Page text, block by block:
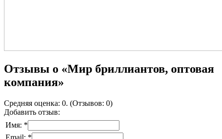
Отзывы о «Мир бриллиантов, оптовая
компания»
Средняя оценка: 0. (Отзывов: 0)
Добавить отзыв:
Имя: *